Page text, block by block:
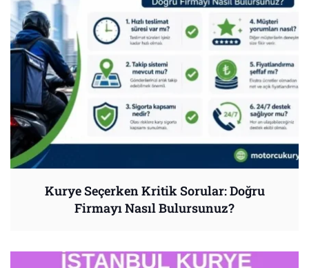
Kurye Seçerken Kritik Sorular: Doğru
Firmayı Nasıl Bulursunuz?